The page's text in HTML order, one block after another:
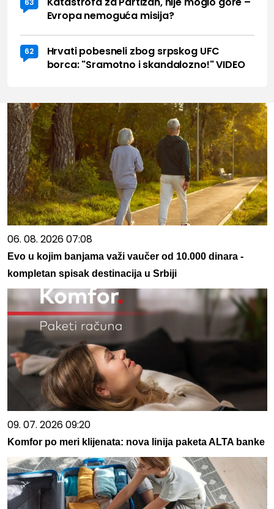
63
Evropa nemoguća misija?
62
Hrvati pobesneli zbog srpskog UFC
borca: "Sramotno i skandalozno!" VIDEO
06. 08. 2026 07:08
Evo u kojim banjama važi vaučer od 10.000 dinara -
kompletan spisak destinacija u Srbiji
09. 07. 2026 09:20
Komfor po meri klijenata: nova linija paketa ALTA banke